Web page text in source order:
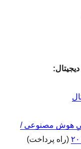
هوش مصنوعی /
(راه پرداخت)